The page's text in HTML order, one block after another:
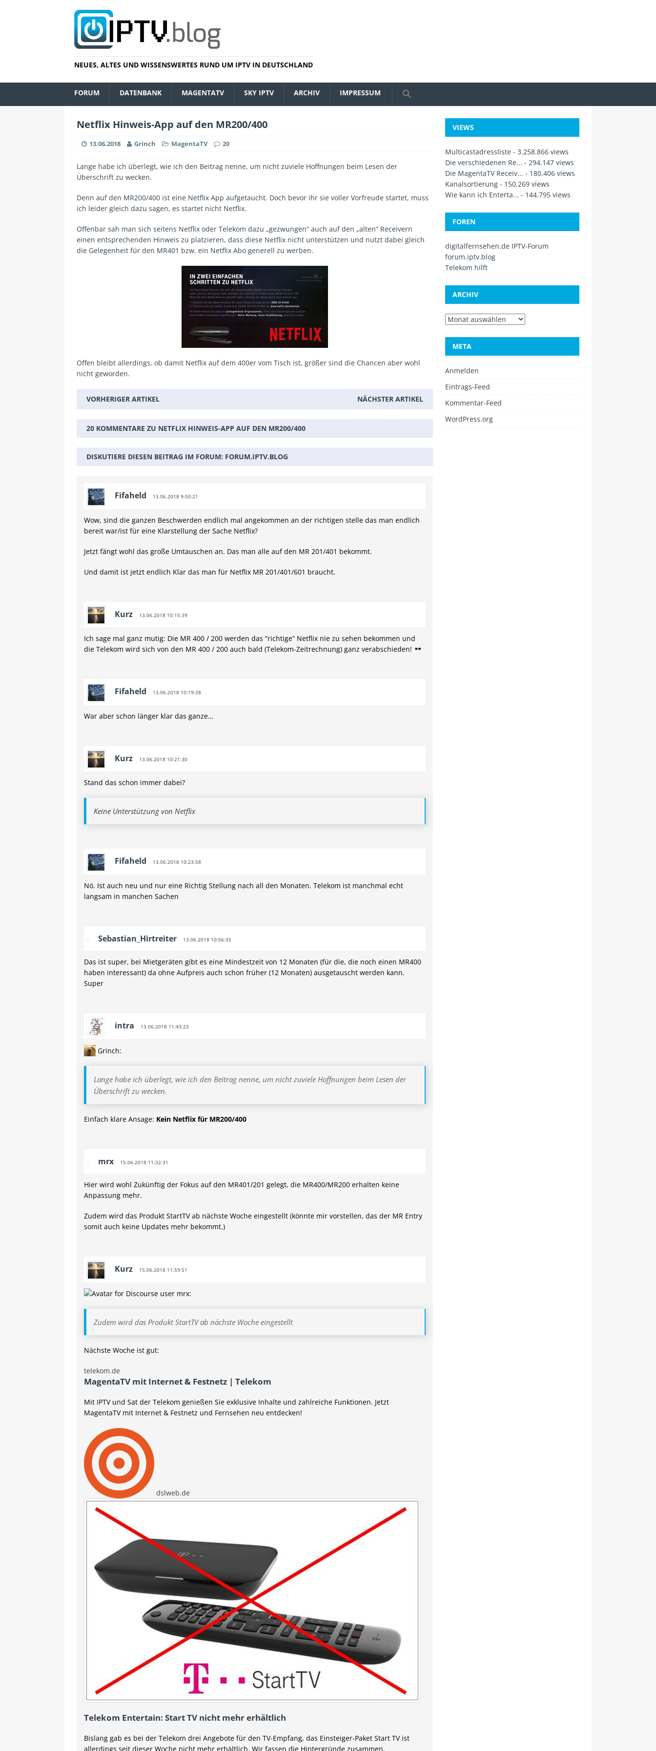
NEUES, ALTES UND WISSENSWERTES RUND UM IPTV IN DEUTSCHLAND
FORUM DATENBANK MAGENTATV SKY IPTV ARCHIV IMPRESSUM
Netflix Hinweis-App auf den MR200/400
13.06.2018 Grinch MagentaTV 20
Lange habe ich überlegt, wie ich den Beitrag nenne, um nicht zuviele Hoffnungen beim Lesen der
Überschrift zu wecken.
Denn auf den MR200/400 ist eine Netflix App aufgetaucht. Doch bevor ihr sie voller Vorfreude startet, muss
ich leider gleich dazu sagen, es startet nicht Netflix.
Offenbar sah man sich seitens Netflix oder Telekom dazu „gezwungen“ auch auf den „alten“ Receivern
einen entsprechenden Hinweis zu platzieren, dass diese Netflix nicht unterstützen und nutzt dabei gleich
die Gelegenheit für den MR401 bzw. ein Netflix Abo generell zu werben.
Offen bleibt allerdings, ob damit Netflix auf dem 400er vom Tisch ist, größer sind die Chancen aber wohl
nicht geworden.
VORHERIGER ARTIKEL NÄCHSTER ARTIKEL
20 KOMMENTARE ZU NETFLIX HINWEIS-APP AUF DEN MR200/400
DISKUTIERE DIESEN BEITRAG IM FORUM: FORUM.IPTV.BLOG
Fifaheld 13.06.2018 9:50:21
Wow, sind die ganzen Beschwerden endlich mal angekommen an der richtigen stelle das man endlich
bereit war/ist für eine Klarstellung der Sache Netflix?
Jetzt fängt wohl das große Umtauschen an. Das man alle auf den MR 201/401 bekommt.
Und damit ist jetzt endlich Klar das man für Netflix MR 201/401/601 braucht.
Kurz 13.06.2018 10:15:39
Ich sage mal ganz mutig: Die MR 400 / 200 werden das “richtige” Netflix nie zu sehen bekommen und
die Telekom wird sich von den MR 400 / 200 auch bald (Telekom-Zeitrechnung) ganz verabschieden!
Fifaheld 13.06.2018 10:19:28
War aber schon länger klar das ganze…
Kurz 13.06.2018 10:21:30
Stand das schon immer dabei?
Keine Unterstützung von Netflix
Fifaheld 13.06.2018 10:23:58
Nö. Ist auch neu und nur eine Richtig Stellung nach all den Monaten. Telekom ist manchmal echt
langsam in manchen Sachen
Sebastian_Hirtreiter 13.06.2018 10:56:35
Das ist super, bei Mietgeräten gibt es eine Mindestzeit von 12 Monaten (für die, die noch einen MR400
haben interessant) da ohne Aufpreis auch schon früher (12 Monaten) ausgetauscht werden kann.
Super
intra 13.06.2018 11:43:23
Grinch:
Lange habe ich überlegt, wie ich den Beitrag nenne, um nicht zuviele Hoffnungen beim Lesen der
Überschrift zu wecken.
Einfach klare Ansage: Kein Netflix für MR200/400
mrx 15.06.2018 11:32:31
Hier wird wohl Zukünftig der Fokus auf den MR401/201 gelegt, die MR400/MR200 erhalten keine
Anpassung mehr.
Zudem wird das Produkt StartTV ab nächste Woche eingestellt (könnte mir vorstellen, das der MR Entry
somit auch keine Updates mehr bekommt.)
Kurz 15.06.2018 11:59:51
mrx:
Zudem wird das Produkt StartTV ab nächste Woche eingestellt
Nächste Woche ist gut:
telekom.de
MagentaTV mit Internet & Festnetz | Telekom
Mit IPTV und Sat der Telekom genießen Sie exklusive Inhalte und zahlreiche Funktionen. Jetzt
MagentaTV mit Internet & Festnetz und Fernsehen neu entdecken!
dslweb.de
Telekom Entertain: Start TV nicht mehr erhältlich
Bislang gab es bei der Telekom drei Angebote für den TV-Empfang, das Einsteiger-Paket Start TV ist
allerdings seit dieser Woche nicht mehr erhältlich. Wir fassen die Hintergründe zusammen.
VIEWS
Multicastadressliste - 3.258.866 views
Die verschiedenen Re... - 294.147 views
Die MagentaTV Receiv... - 180.406 views
Kanalsortierung - 150.269 views
Wie kann ich Enterta... - 144.795 views
FOREN
digitalfernsehen.de IPTV-Forum
forum.iptv.blog
Telekom hilft
ARCHIV
META
Anmelden
Eintrags-Feed
Kommentar-Feed
WordPress.org